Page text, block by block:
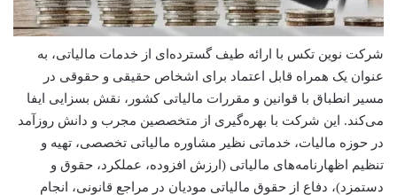
شرکت نوین تکس با ارائه طیف گسترده‌ای از خدمات مالیاتی، به
عنوان یک همراه قابل اعتماد برای اشخاص حقیقی و حقوقی در
مسیر انطباق با قوانین و مقررات مالیاتی کشور، نقش بسزایی ایفا
می‌کند. این شرکت با بهره‌گیری از متخصصین مجرب و دانش روزآمد
در حوزه مالیات، خدماتی نظیر مشاوره مالیاتی تخصصی، تهیه و
تنظیم اظهارنامه‌های مالیاتی (ارزش افزوده، عملکرد، حقوق و
دستمزد)، دفاع از حقوق مالیاتی مودیان در مراجع قانونی، انجام